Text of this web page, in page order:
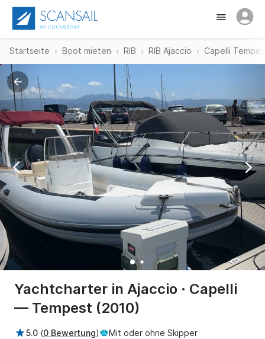
Startseite Boot mieten RIB RIB Ajaccio Capelli
Yachtcharter in Ajaccio · Capelli
— Tempest (2010)
5.0 (0 Bewertung)
Mit oder ohne Skipper